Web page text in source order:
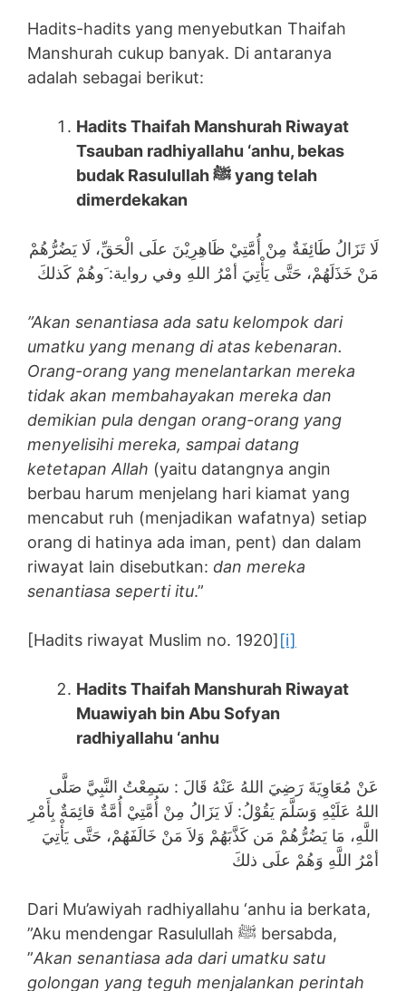
Hadits-hadits yang menyebutkan Thaifah
Manshurah cukup banyak. Di antaranya
adalah sebagai berikut:
Hadits Thaifah Manshurah Riwayat
Tsauban radhiyallahu ‘anhu, bekas
budak Rasulullah ﷺ yang telah
dimerdekakan
لَا تَزَالُ طَائِفَةٌ مِنْ أُمَّتِيْ ظَاهِرِيْنَ علَى الْحَقِّ، لَا يَضُرُّهُمْ
مَنْ خَذَلَهُمْ، حَتَّى يَأْتِيَ أمْرُ اللهِ وفي رواية: َوهُمْ كَذلكَ
”Akan senantiasa ada satu kelompok dari
umatku yang menang di atas kebenaran.
Orang-orang yang menelantarkan mereka
tidak akan membahayakan mereka dan
demikian pula dengan orang-orang yang
menyelisihi mereka, sampai datang
ketetapan Allah (yaitu datangnya angin
berbau harum menjelang hari kiamat yang
mencabut ruh (menjadikan wafatnya) setiap
orang di hatinya ada iman, pent) dan dalam
riwayat lain disebutkan: dan mereka
senantiasa seperti itu.”
[Hadits riwayat Muslim no. 1920] [i]
Hadits Thaifah Manshurah Riwayat
Muawiyah bin Abu Sofyan
radhiyallahu ‘anhu
عَنْ مُعَاوِيَةَ رَضِيَ اللهُ عَنْهُ قَالَ : سَمِعْتُ النَّبِيَّ صَلَّى
اللهُ عَلَيْهِ وَسَلَّمَ يَقُوْلُ: لَا يَزَالُ مِنْ أُمَّتِيْ أُمَّةٌ قائِمَةٌ بِأَمْرِ
اللَّهِ، مَا يَضُرُّهُمْ مَن كَذَّبَهُمْ وَلاَ مَنْ خَالَفَهُمْ، حَتَّى يَأْتِيَ
أمْرُ اللَّهِ وَهُمْ علَى ذلكَ
Dari Mu’awiyah radhiyallahu ‘anhu ia berkata,
”Aku mendengar Rasulullah ﷺ bersabda,
”Akan senantiasa ada dari umatku satu
golongan yang teguh menjalankan perintah